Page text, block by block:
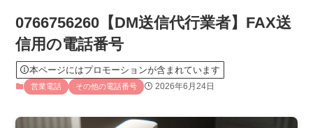
0766756260【DM送信代行業者】FAX送
信用の電話番号
本ページにはプロモーションが含まれています
営業電話 その他の電話番号 2026年6月24日